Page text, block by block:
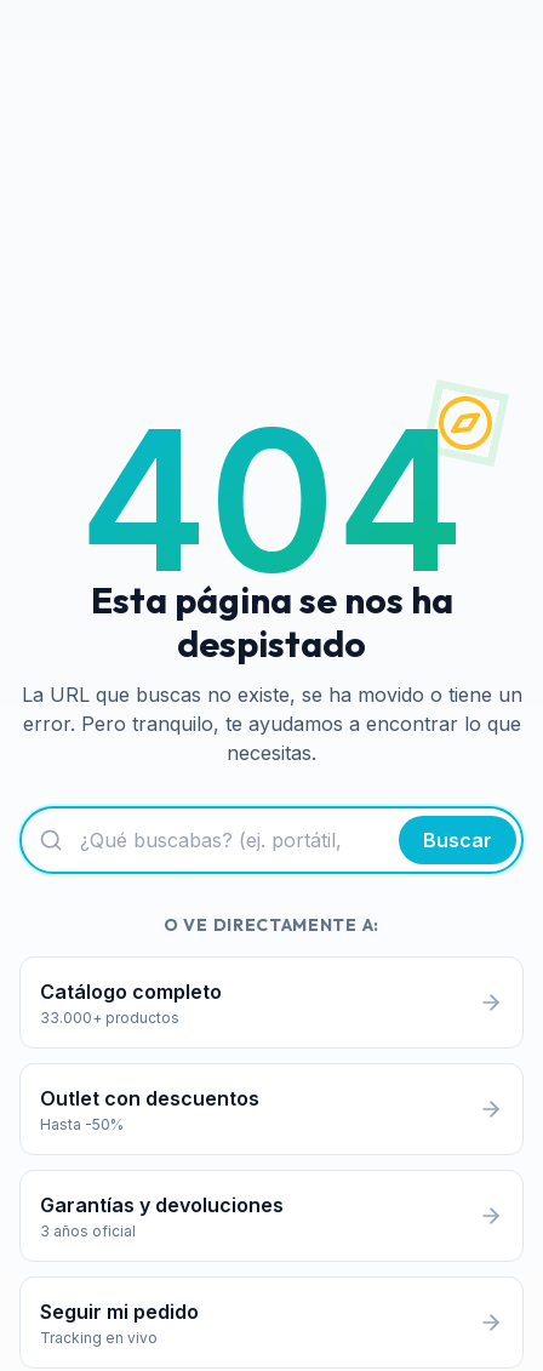
404
Esta página se nos ha
despistado
La URL que buscas no existe, se ha movido o tiene un
error. Pero tranquilo, te ayudamos a encontrar lo que
necesitas.
Buscar
O VE DIRECTAMENTE A:
Catálogo completo
33.000+ productos
Outlet con descuentos
Hasta -50%
Garantías y devoluciones
3 años oficial
Seguir mi pedido
Tracking en vivo